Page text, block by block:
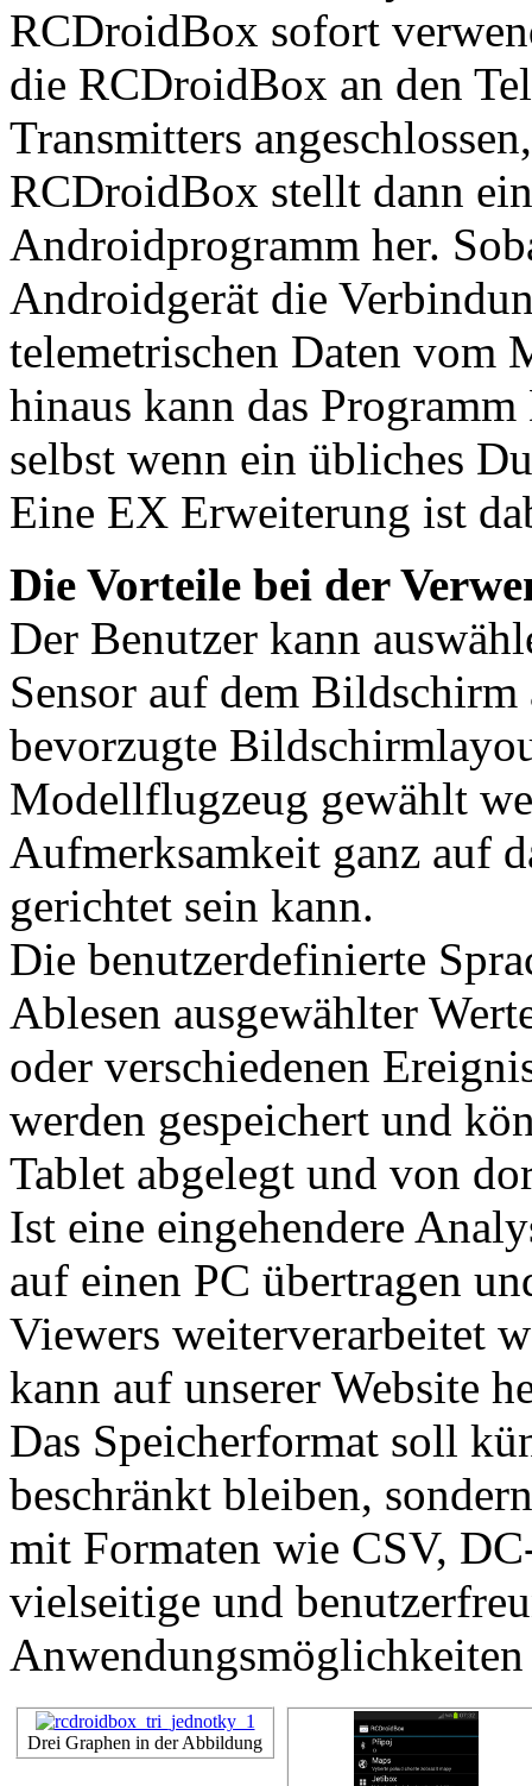
RCDroidBox sofort
die RCDroidBox an den
Transmitters
RCDroidBox stellt dann
Androidprogramm her.
Androidgerät die
telemetrischen Daten vom
hinaus kann das
selbst wenn ein übliches
Eine EX Erweiterung ist
Die Vorteile bei der
Der Benutzer kann
Sensor auf dem
bevorzugte
Modellflugzeug gewählt
Aufmerksamkeit ganz auf
gerichtet sein kann.
Die benutzerdefinierte
Ablesen ausgewählter
oder verschiedenen
werden gespeichert und
Tablet abgelegt und von
Ist eine eingehendere
auf einen PC übertragen
Viewers weiterverarbeitet
kann auf unserer Website
Das Speicherformat soll
beschränkt bleiben,
mit Formaten wie CSV,
vielseitige und
Drei Graphen in der Abbildung